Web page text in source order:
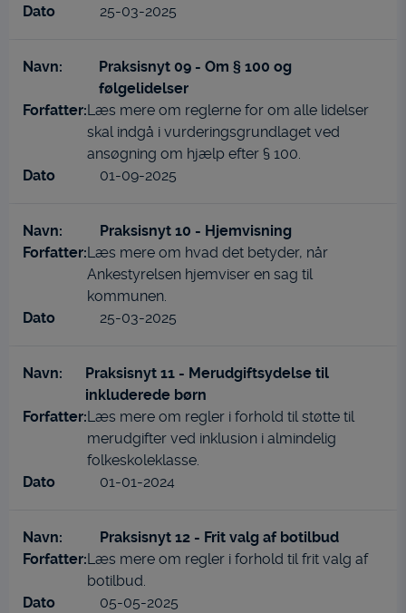
25-03-2025
Praksisnyt 09 - Om § 100 og
følgelidelser
Læs mere om reglerne for om alle lidelser
skal indgå i vurderingsgrundlaget ved
ansøgning om hjælp efter § 100.
01-09-2025
Praksisnyt 10 - Hjemvisning
Læs mere om hvad det betyder, når
Ankestyrelsen hjemviser en sag til
kommunen.
25-03-2025
Praksisnyt 11 - Merudgiftsydelse til
inkluderede børn
Læs mere om regler i forhold til støtte til
merudgifter ved inklusion i almindelig
folkeskoleklasse.
01-01-2024
Praksisnyt 12 - Frit valg af botilbud
Læs mere om regler i forhold til frit valg af
botilbud.
05-05-2025